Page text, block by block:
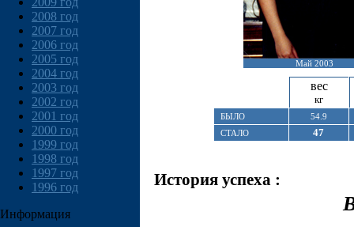
2008 год
2007 год
2006 год
2005 год
2004 год
2003 год
2002 год
2001 год
2000 год
1999 год
1998 год
1997 год
1996 год
Информация
Май 2003
вес
кг
БЫЛО
54.9
СТАЛО
47
История успеха :